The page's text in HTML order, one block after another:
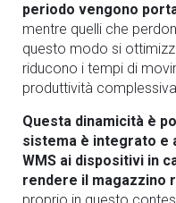
periodo vengono
mentre quelli che
questo modo si
riducono i tempi di
produttività
Questa dinamicità è
sistema è integrato e
WMS ai dispositivi in
rendere il magazzino